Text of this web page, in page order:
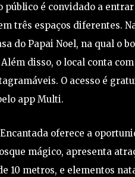
é convidado a entrar
três espaços diferentes.
do Papai Noel, na qual o
disso, o local conta
O acesso é
app Multi.
oferece a
mágico, apresenta
10 metros, e elementos